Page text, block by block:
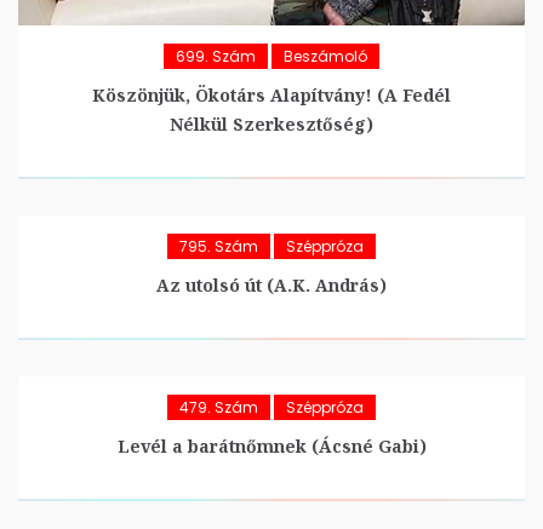
699. Szám Beszámoló
Köszönjük, Ökotárs Alapítvány! (A Fedél
Nélkül Szerkesztőség)
795. Szám Széppróza
Az utolsó út (A.K. András)
479. Szám Széppróza
Levél a barátnőmnek (Ácsné Gabi)